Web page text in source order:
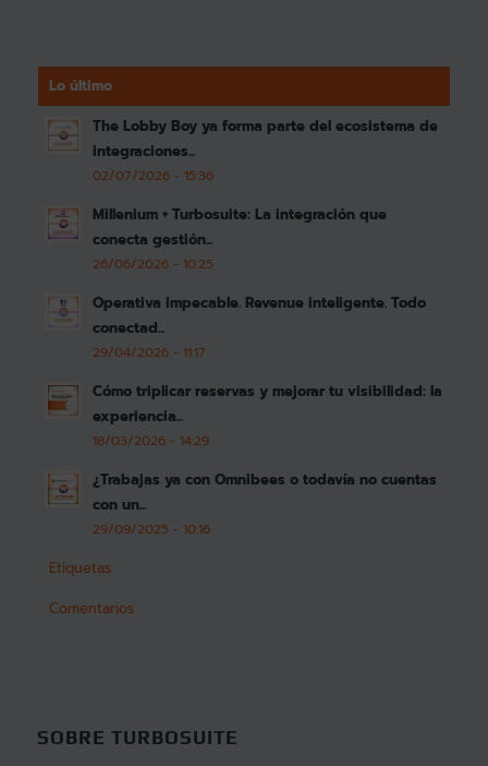
Lo último
The Lobby Boy ya forma parte del ecosistema de
integraciones...
02/07/2026 - 15:36
Millenium + Turbosuite: La integración que
conecta gestión...
26/06/2026 - 10:25
Operativa impecable. Revenue inteligente. Todo
conectad...
29/04/2026 - 11:17
Cómo triplicar reservas y mejorar tu visibilidad: la
experiencia...
18/03/2026 - 14:29
¿Trabajas ya con Omnibees o todavía no cuentas
con un...
29/09/2025 - 10:16
Etiquetas
Comentarios
SOBRE TURBOSUITE